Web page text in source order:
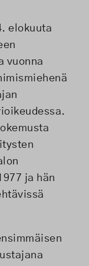
elokuuta
vuonna
ja hän